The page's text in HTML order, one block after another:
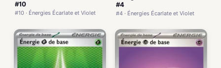
#10
#10 · Énergies Écarlate et Violet
#4
#4 · Énergies Écarlate et Violet